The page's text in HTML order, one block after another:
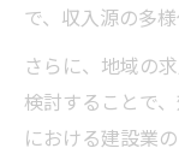
で、収入源の多
さらに、地域の
検討することで
における建設業